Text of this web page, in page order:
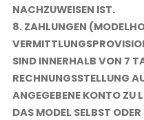
NACHZUWEISEN IST.
8. ZAHLUNGEN
SIND INNERHALB VON 7
RECHNUNGSSTELLUNG
ANGEGEBENE KONTO ZU
DAS MODEL SELBST